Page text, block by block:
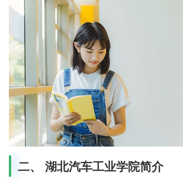
二、 湖北汽车工业学院简介